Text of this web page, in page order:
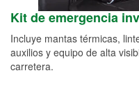
Kit de emergencia
Incluye mantas térmicas,
auxilios y equipo de alta
carretera.